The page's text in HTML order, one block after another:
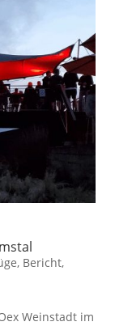
, Bericht,
Weinstadt im